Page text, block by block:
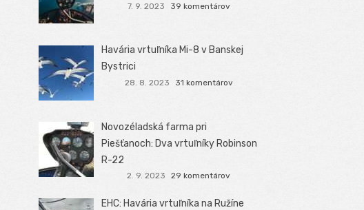
7. 9. 2023 39 komentárov
Havária vrtuľníka Mi-8 v Banskej
Bystrici
28. 8. 2023 31 komentárov
Novozéladská farma pri
Piešťanoch: Dva vrtuľníky Robinson
R-22
2. 9. 2023 29 komentárov
EHC: Havária vrtuľníka na Ružíne